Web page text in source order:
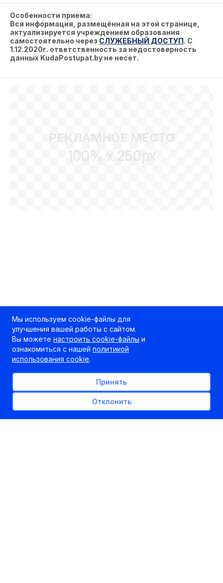
Особенности приема:
Вся информация, размещённая на этой странице,
актуализируется учреждением образования
самостоятельно через СЛУЖЕБНЫЙ ДОСТУП. С
1.12.2020г. ответственность за недостоверность
данных KudaPostupat.by не несет.
РЕКЛАМНОЕ МЕСТО
100% x 250px
Мы используем cookie-файлы для
улучшения вашей работы с сайтом.
Вы можете настроить cookie-файлы и
ознакомиться с нашей политикой
использования cookie.
Принять
Отклонить